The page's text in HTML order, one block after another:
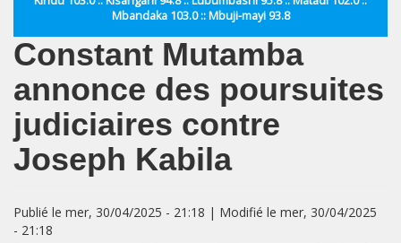
Mbandaka 103.0 :: Mbuji-mayi 93.8
Constant Mutamba
annonce des poursuites
judiciaires contre
Joseph Kabila
Publié le mer, 30/04/2025 - 21:18 | Modifié le mer, 30/04/2025
- 21:18